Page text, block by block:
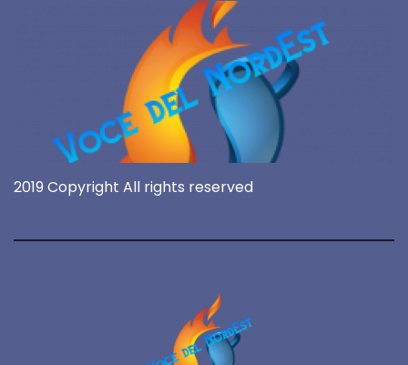
2019 Copyright All rights reserved